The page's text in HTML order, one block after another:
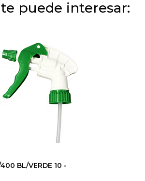
puede interesar:
BL/VERDE 10 -